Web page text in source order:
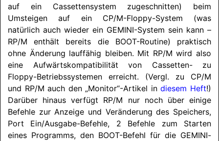
auf ein Cassettensystem zugeschnitten) beim
Umsteigen auf ein CP/M-Floppy-System (was
natürlich auch wieder ein GEMINI-System sein kann –
RP/M enthält bereits die BOOT-Routine) praktisch
ohne Änderung lauffähig bleiben. Mit RP/M wird also
eine Aufwärtskompatibilität von Cassetten- zu
Floppy-Betriebssystemen erreicht. (Vergl. zu CP/M
und RP/M auch den „Monitor“-Artikel in diesem Heft!)
Darüber hinaus verfügt RP/M nur noch über einige
Befehle zur Anzeige und Veränderung des Speichers,
Port Ein/Ausgabe-Befehle, 2 Befehle zum Starten
eines Programms, den BOOT-Befehl für die GEMINI-